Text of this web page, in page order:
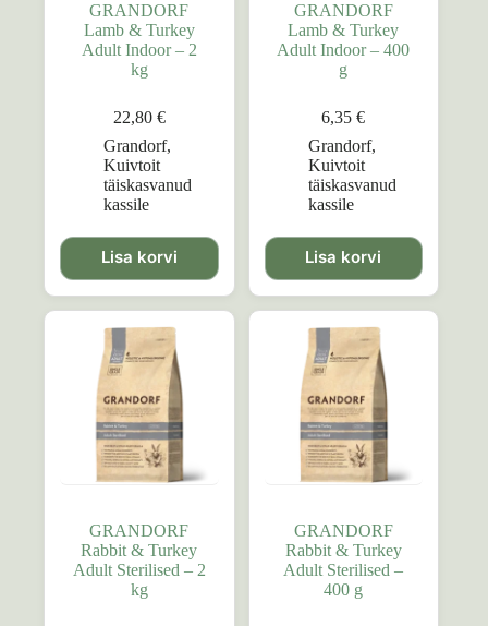
GRANDORF
Lamb & Turkey
Adult Indoor – 2
kg
22,80 €
Grandorf,
Kuivtoit
täiskasvanud
kassile
Lisa korvi
GRANDORF
Lamb & Turkey
Adult Indoor – 400
g
6,35€
Grandorf,
Kuivtoit
täiskasvanud
kassile
Lisa korvi
GRANDORF
Rabbit & Turkey
Adult Sterilised – 2
kg
GRANDORF
Rabbit & Turkey
Adult Sterilised –
400 g